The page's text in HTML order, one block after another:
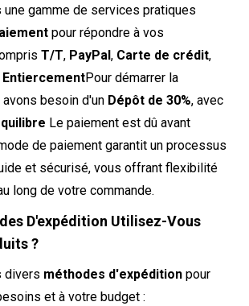
une gamme de services pratiques
pour répondre à vos
T/T, PayPal , Carte de crédit,
EntiercementPour démarrer la
besoin d'un Dépôt de 30%, avec
Le paiement est dû avant
de paiement garantit un processus
et sécurisé, vous offrant flexibilité
long de votre commande.
D'expédition Utilisez-Vous
?
divers méthodes d'expéditionpour
et à votre budget :